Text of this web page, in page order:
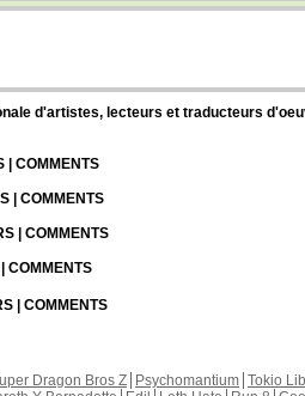
d'artistes, lecteurs et traducteurs
| COMMENTS
| COMMENTS
| COMMENTS
COMMENTS
| COMMENTS
Dragon Bros Z Psychomantium Tokio